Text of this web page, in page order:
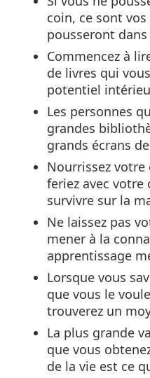
coin, ce sont
pousseront
Commencez à
de livres qui
potentiel
Les personnes
grandes
grands écrans
Nourrissez
feriez avec votre
survivre sur la
Ne laissez pas
mener à la
apprentissage
Lorsque vous
que vous le
trouverez un
La plus grande
que vous
de la vie est ce